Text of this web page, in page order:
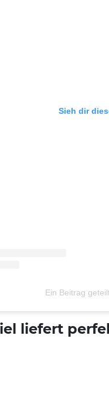
Sieh dir
Ein Beitrag
liefert